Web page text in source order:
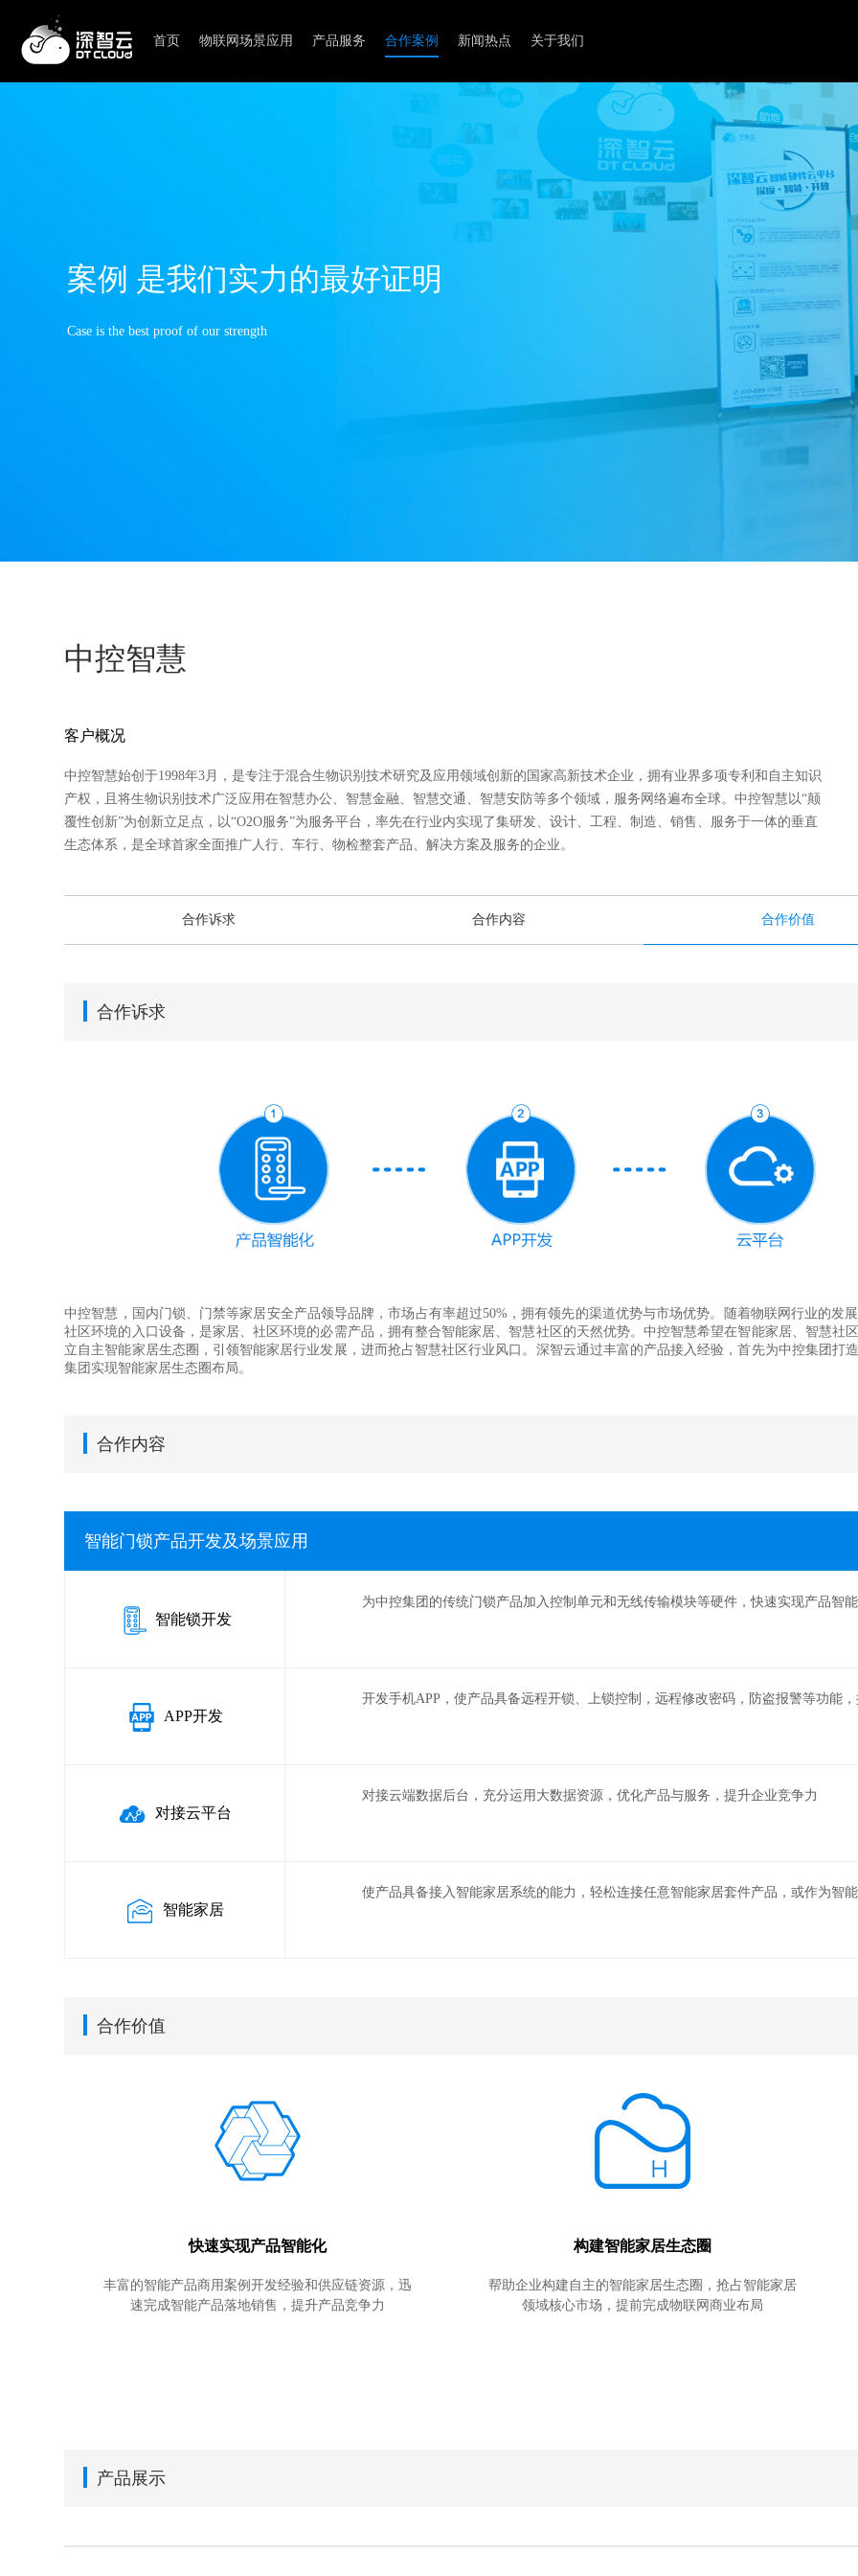
首页 物联网场景应用 产品服务
产品接入服务
标准化接入平台
自定义产品接入
自助开发PaaS平台
数据流服务
智能净水器管理SaaS平台
智能空气净化器管理SaaS平台
智慧社区管理SaaS平台
自助运营SaaS平台
供应链资源
物联网供应链
智能交互硬件
《深智视野》
合作案例
智能插座
智能猫眼
智能井盖
楼宇办公
楼宇办公
物联网硬件单品案例
智能健康
智能健康
智能净水器
空气净化器
智能手环
智能美容仪
智能养生产品
新闻热点 关于我们
案例 是我们实力的最好证明
Case is the best proof of our strength
中控智慧
客户概况
中控智慧始创于1998年3月，是专注于混合生物识别技术研究及应用领域创新的国家高新技术企业，拥有业界多项专利和自主知识
产权，且将生物识别技术广泛应用在智慧办公、智慧金融、智慧交通、智慧安防等多个领域，服务网络遍布全球。中控智慧以“颠
覆性创新”为创新立足点，以“O2O服务”为服务平台，率先在行业内实现了集研发、设计、工程、制造、销售、服务于一体的垂直
生态体系，是全球首家全面推广人行、车行、物检整套产品、解决方案及服务的企业。
合作诉求 合作内容 合作价值
合作诉求
中控智慧，国内门锁、门禁等家居安全产品领导品牌，市场占有率超过50%，拥有领先的渠道优势与市场优势。随着物联网行业的发
社区环境的入口设备，是家居、社区环境的必需产品，拥有整合智能家居、智慧社区的天然优势。中控智慧希望在智能家居、智慧社
立自主智能家居生态圈，引领智能家居行业发展，进而抢占智慧社区行业风口。深智云通过丰富的产品接入经验，首先为中控集团打
集团实现智能家居生态圈布局。
合作内容
智能门锁产品开发及场景应用
智能锁开发
为中控集团的传统门锁产品加入控制单元和无线传输模块等硬件，快速实现产品智
APP开发
开发手机APP，使产品具备远程开锁、上锁控制，远程修改密码，防盗报警等功能
对接云平台
对接云端数据后台，充分运用大数据资源，优化产品与服务，提升企业竞争力
智能家居
使产品具备接入智能家居系统的能力，轻松连接任意智能家居套件产品，或作为智
合作价值
快速实现产品智能化
丰富的智能产品商用案例开发经验和供应链资源，迅
速完成智能产品落地销售，提升产品竞争力
构建智能家居生态圈
帮助企业构建自主的智能家居生态圈，抢占智能家居
领域核心市场，提前完成物联网商业布局
产品展示